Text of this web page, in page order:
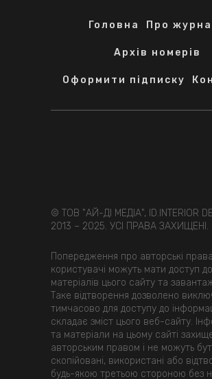
Головна Про
Архів номерів
Оформити підписку
© ТОВ "АЙ-ДІ МЕДІА", ID.INTERIOR
2013 – 2025. УСІ ПРАВА ЗАХИЩЕНІ.
Попередження про авторські
користувачі можуть мати доступ до
матеріалів цього сайту та
Таке відтворення дозволено
тимчасово для доступу до
складає зміст цього веб-сайту.
та матеріали на цьому сайті
авторським правом і не можуть
скопійовані, використані або
будь-якою третьою стороною без